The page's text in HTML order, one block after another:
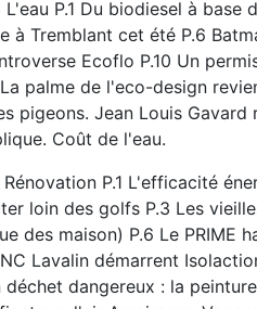
L'eau P.1 Du biodiesel à
à Tremblant cet été P.6
Ecoflo P.10 Un
palme de l'eco-design
pigeons. Jean Louis
Coût de l'eau.
Rénovation P.1 L'efficacité
loin des golfs P.3 Les
des maison) P.6 Le
Lavalin démarrent
dangereux : la